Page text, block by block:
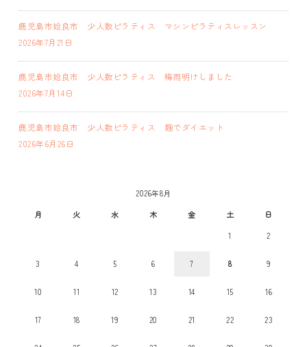
鹿児島市姶良市 少人数ピラティス マシンピラティスレッスン
2026年7月21日
鹿児島市姶良市 少人数ピラティス 梅雨明けしました
2026年7月14日
鹿児島市姶良市 少人数ピラティス 麹でダイエット
2026年6月26日
2026年8月
月
火 水 木 金 土
日
1
2
3 4 5 6 7 8 9
10 11 12 13 14 15 16
17 18 19 20 21 22 23